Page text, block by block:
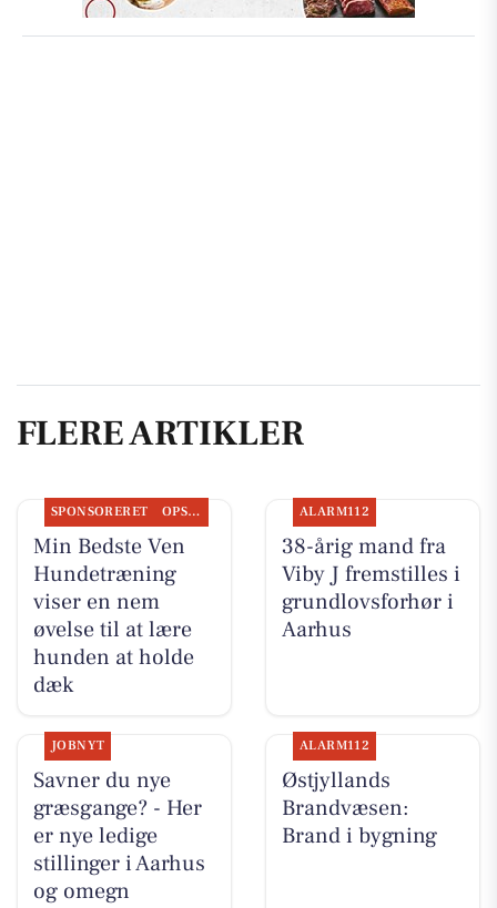
FLERE ARTIKLER
SPONSORERET OPSLAGSTAVLEN
Min Bedste Ven
Hundetræning
viser en nem
øvelse til at lære
hunden at holde
dæk
ALARM112
38-årig mand fra
Viby J fremstilles i
grundlovsforhør i
Aarhus
JOBNYT
Savner du nye
græsgange? - Her
er nye ledige
stillinger i Aarhus
og omegn
ALARM112
Østjyllands
Brandvæsen:
Brand i bygning